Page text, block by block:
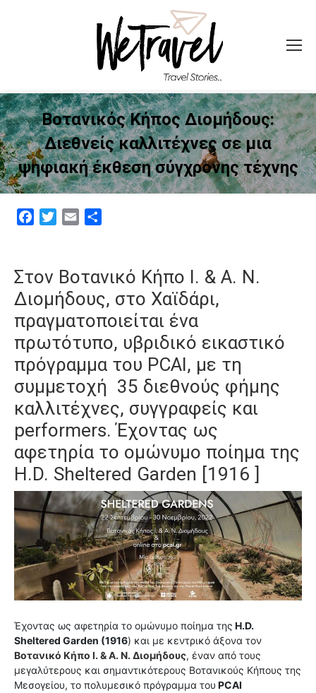
Βοτανικός Κήπος Διομήδους:
Διεθνείς καλλιτέχνες σε μια
ψηφιακή έκθεση σύγχρονης τέχνης
FacebookTwitterEmail
Στον Βοτανικό Κήπο I. & Α. Ν.
Διομήδους, στο Χαϊδάρι,
πραγματοποιείται ένα
πρωτότυπο, υβριδικό εικαστικό
πρόγραμμα του PCAI, με τη
συμμετοχή 35 διεθνούς φήμης
καλλιτέχνες, συγγραφείς και
performers. Έχοντας ως
αφετηρία το ομώνυμο ποίημα της
Η.D. Sheltered Garden [1916 ]
Έχοντας ως αφετηρία το ομώνυμο ποίημα της Η.D.
Sheltered Garden (1916) και με κεντρικό άξονα τον
Βοτανικό Κήπο I. & Α. Ν. Διομήδους, έναν από τους
μεγαλύτερους και σημαντικότερους Βοτανικούς Κήπους της
Μεσογείου, το πολυμεσικό πρόγραμμα του PCAI